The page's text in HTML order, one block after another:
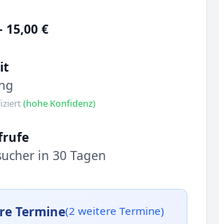
15,00 €
(hohe Konfidenz)
in 30 Tagen
Termine(2 weitere Termine)